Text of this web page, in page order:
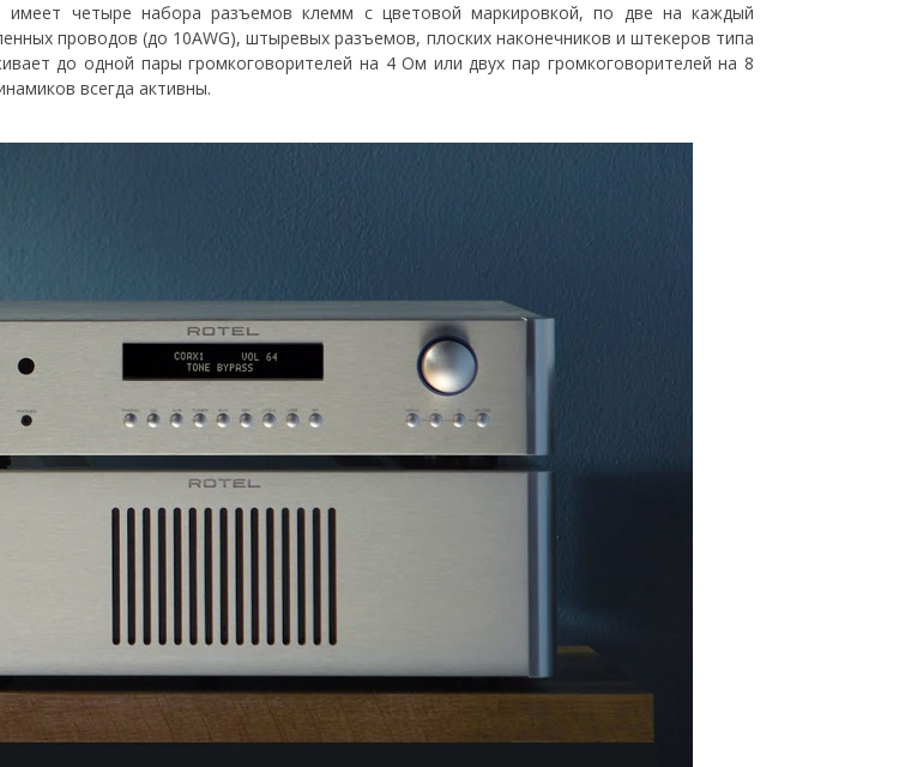
имеет четыре набора разъемов клемм с цветовой маркировкой, по две на каждый
проводов (до 10AWG), штыревых разъемов, плоских наконечников и штекеров типа
до одной пары громкоговорителей на 4 Ом или двух пар громкоговорителей на 8
всегда активны.